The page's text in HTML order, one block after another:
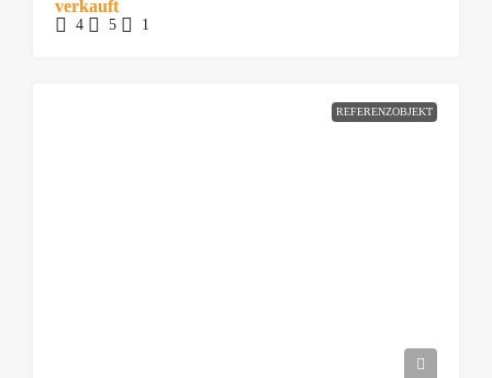
verkauft
4 5 1
REFERENZOBJEKT